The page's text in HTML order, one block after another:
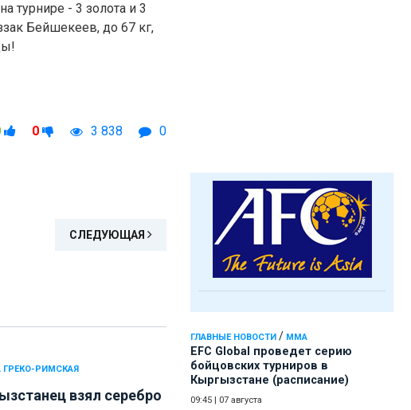
ГЛАВНЫЕ НОВОСТИ / ММА
EFC Global проведет серию
бойцовских турниров в
Кыргызстане (расписание)
09:45 07 августа
турнире - 3 золота и 3
Бейшекеев, до 67 кг,
0 3 838 0
СЛЕДУЮЩАЯ
ГРЕКО-РИМСКАЯ
взял серебро